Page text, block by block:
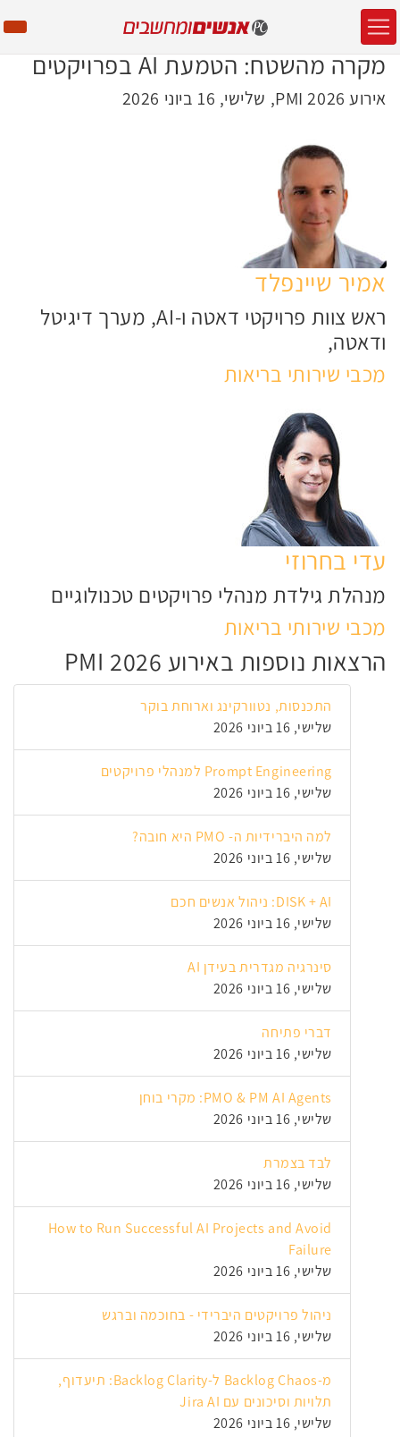
מקרה מהשטח: הטמעת AI בפרויקטים
אירוע PMI 2026, שלישי, 16 ביוני 2026
אמיר שיינפלד
ראש צוות פרויקטי דאטה ו-AI, מערך דיגיטל
ודאטה,
מכבי שירותי בריאות
עדי בחרוזי
מנהלת גילדת מנהלי פרויקטים טכנולוגיים
מכבי שירותי בריאות
הרצאות נוספות באירוע PMI 2026
התכנסות, נטוורקינג וארוחת בוקר
שלישי, 16 ביוני 2026
Prompt Engineering למנהלי פרויקטים
שלישי, 16 ביוני 2026
למה היברידיות ה- PMO היא חובה?
שלישי, 16 ביוני 2026
DISK + AI: ניהול אנשים חכם
שלישי, 16 ביוני 2026
סינרגיה מגדרית בעידן AI
שלישי, 16 ביוני 2026
דברי פתיחה
שלישי, 16 ביוני 2026
PMO & PM AI Agents: מקרי בוחן
שלישי, 16 ביוני 2026
לבד בצמרת
שלישי, 16 ביוני 2026
How to Run Successful AI Projects and Avoid
Failure
שלישי, 16 ביוני 2026
ניהול פרויקטים היברידי - בחוכמה וברגש
שלישי, 16 ביוני 2026
מ-Backlog Chaos ל-Backlog Clarity: תיעדוף,
תלויות וסיכונים עם Jira AI
שלישי, 16 ביוני 2026